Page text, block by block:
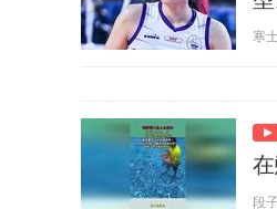
寒
在
段